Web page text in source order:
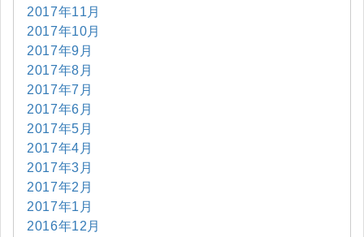
2017年11月
2017年10月
2017年9月
2017年8月
2017年7月
2017年6月
2017年5月
2017年4月
2017年3月
2017年2月
2017年1月
2016年12月